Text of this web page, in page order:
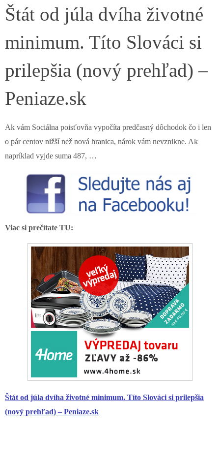
Štát od júla dvíha životné
minimum. Títo Slováci si
prilepšia (nový prehľad) –
Peniaze.sk
Ak vám Sociálna poisťovňa vypočíta predčasný dôchodok čo i len
o pár centov nižší než nová hranica, nárok vám nevznikne. Ak
napríklad vyjde suma 487, …
Viac si prečítate TU:
Štát od júla dvíha životné minimum. Títo Slováci si prilepšia
(nový prehľad) – Peniaze.sk